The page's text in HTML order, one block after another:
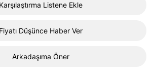
Karşılaştırma Listene Ekle
Fiyatı Düşünce Haber Ver
Arkadaşıma Öner